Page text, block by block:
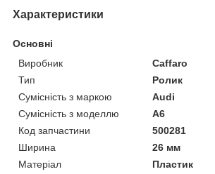
Характеристики
Основні
Виробник
Caffaro
Тип
Ролик
Сумісність з маркою
Audi
Сумісність з моделлю
A6
Код запчастини
500281
Ширина
26 мм
Матеріал
Пластик